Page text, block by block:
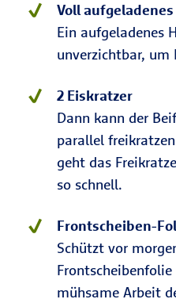
hält sie ihre
parken Sie
Carport, in
windgeschützt
Voll
Ein aufgeladenes
unverzichtbar, um
2 Eiskratzer
Dann kann der
parallel
geht das
so schnell.
Frontscheiben-
Schützt vor
mühsame Arbeit